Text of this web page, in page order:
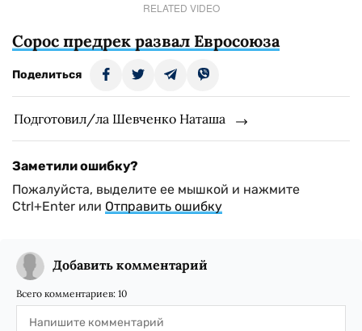
RELATED VIDEO
Сорос предрек развал Евросоюза
Поделиться
Подготовил/ла Шевченко Наташа
Заметили ошибку?
Пожалуйста, выделите ее мышкой и нажмите
Ctrl+Enter или Отправить ошибку
Добавить комментарий
Всего комментариев: 10